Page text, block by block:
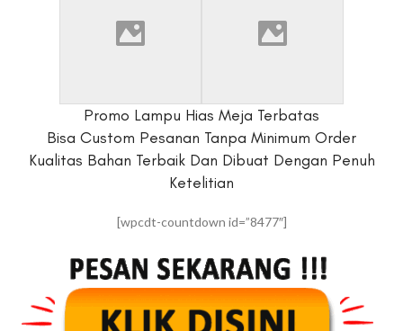
Promo Lampu Hias Meja Terbatas
Bisa Custom Pesanan Tanpa Minimum Order
Kualitas Bahan Terbaik Dan Dibuat Dengan Penuh
Ketelitian
[wpcdt-countdown id=”8477″]